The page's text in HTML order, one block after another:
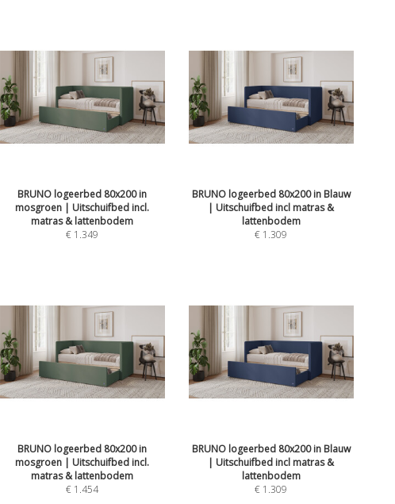
BRUNO logeerbed 80x200 in
mosgroen | Uitschuifbed incl.
matras & lattenbodem
€ 1.349
BRUNO logeerbed 80x200 in Blauw
| Uitschuifbed incl matras &
lattenbodem
€ 1.309
BRUNO logeerbed 80x200 in
mosgroen | Uitschuifbed incl.
matras & lattenbodem
€ 1.454
BRUNO logeerbed 80x200 in Blauw
| Uitschuifbed incl matras &
lattenbodem
€ 1.309